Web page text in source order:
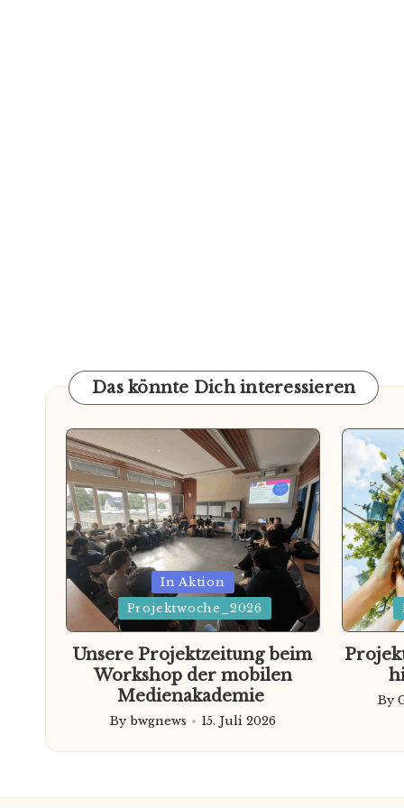
Das könnte Dich interessieren
Posted
in
In Aktion
Projektwoche_2026
Unsere Projektzeitung beim
Workshop der mobilen
Medienakademie
Posted
by
Bybwgnews 15. Juli 2026
in
By